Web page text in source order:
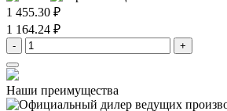
1 455.30 ₽
1 164.24 ₽
- +
Наши преимущества